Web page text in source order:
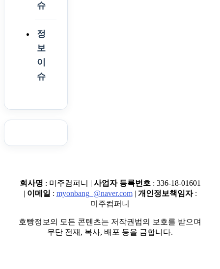
슈
정
보
이
슈
회사명 : 미주컴퍼니 | 사업자 등록번호: 336-18-01601
| 이메일 : myonbang_@naver.com| 개인정보책임자:
미주컴퍼니
호빵정보의 모든 콘텐츠는 저작권법의 보호를 받으며
무단 전재, 복사, 배포 등을 금합니다.